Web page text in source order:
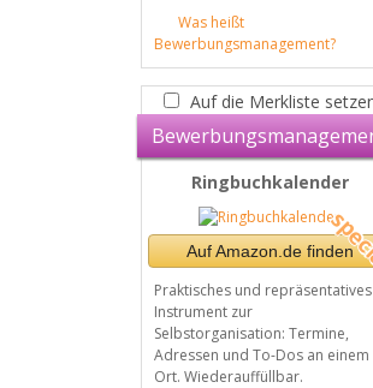
Was heißt
Bewerbungsmanagement?
Auf die Merkliste
Ringbuchkalender
Auf Amazon.de finden
Praktisches und repräsentatives
Instrument zur
Selbstorganisation: Termine,
Adressen und To-Dos an einem
Ort. Wiederauffüllbar.